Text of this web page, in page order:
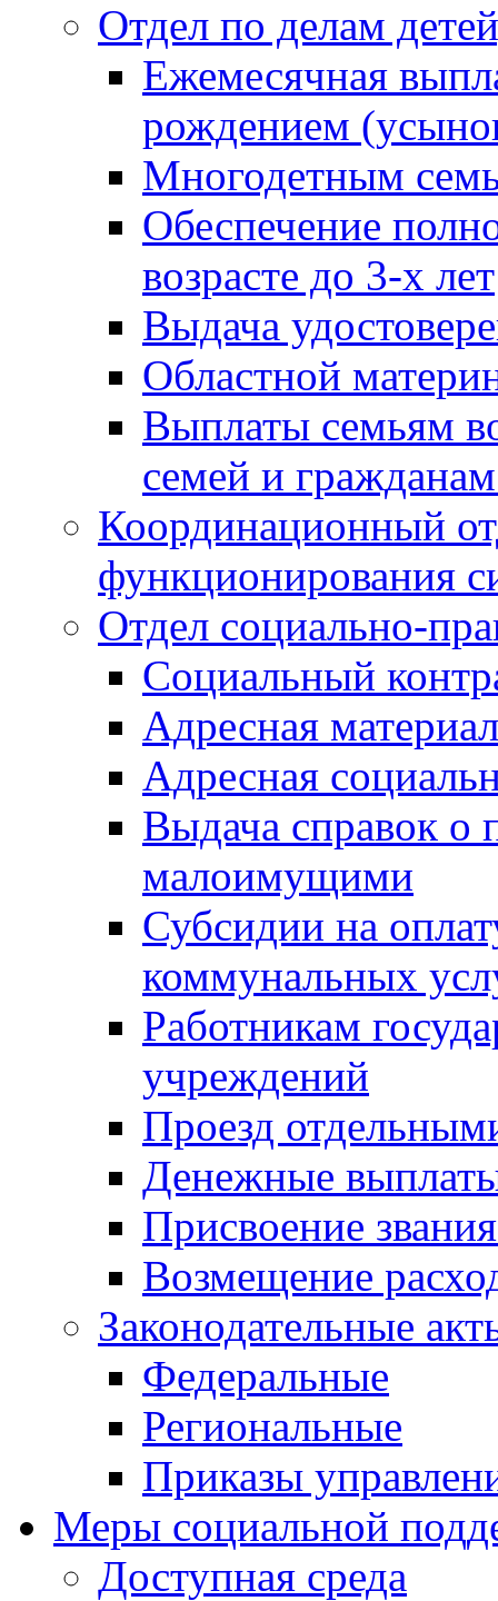
Отдел по делам
Ежемесячная
рождением
Многодетным
Обеспечение
возрасте до 3-х лет
Выдача
Областной
Выплаты семьям
семей и
Координационный
функционирования
Отдел социально-
Социальный
Адресная
Адресная
Выдача справок о
малоимущими
Субсидии на
коммунальных
Работникам
учреждений
Проезд
Денежные
Присвоение
Возмещение
Законодательные
Федеральные
Региональные
Приказы
Меры социальной
Доступная среда